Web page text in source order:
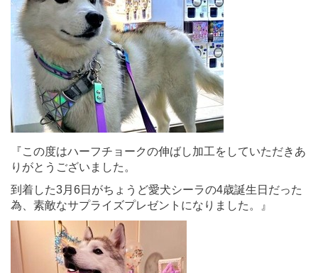
『この度はハーフチョークの伸ばし加工をしていただきあ
りがとうございました。
到着した3月6日がちょうど愛犬シーラの4歳誕生日だった
為、素敵なサプライズプレゼントになりました。』